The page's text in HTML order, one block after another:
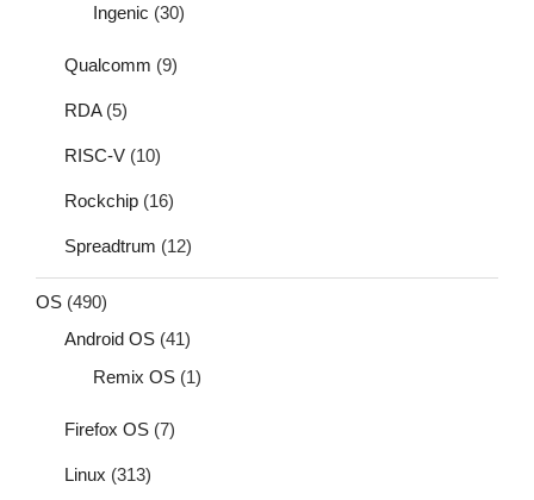
Ingenic (30)
Qualcomm (9)
RDA(5)
RISC-V (10)
Rockchip (16)
Spreadtrum (12)
OS (490)
Android OS (41)
Remix OS (1)
Firefox OS (7)
Linux (313)